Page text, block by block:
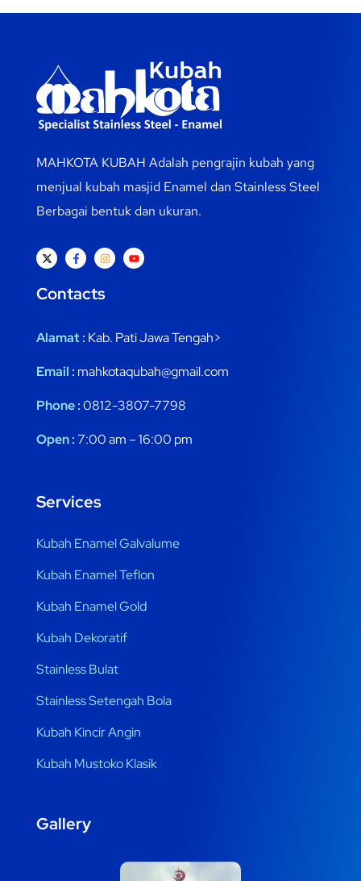
MAHKOTA KUBAH Adalah pengrajin kubah yang
menjual kubah masjid Enamel dan Stainless Steel
Berbagai bentuk dan ukuran.
Contacts
Alamat : Kab. Pati Jawa Tengah>
Email : mahkotaqubah@gmail.com
Phone :0812-3807-7798
Open :7:00 am – 16:00 pm
Services
Kubah Enamel Galvalume
Kubah Enamel Teflon
Kubah Enamel Gold
Kubah Dekoratif
Stainless Bulat
Stainless Setengah Bola
Kubah Kincir Angin
Kubah Mustoko Klasik
Gallery